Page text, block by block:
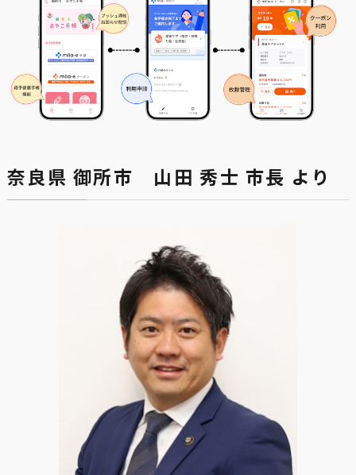
奈良県 御所市 山田 秀士 市長 より